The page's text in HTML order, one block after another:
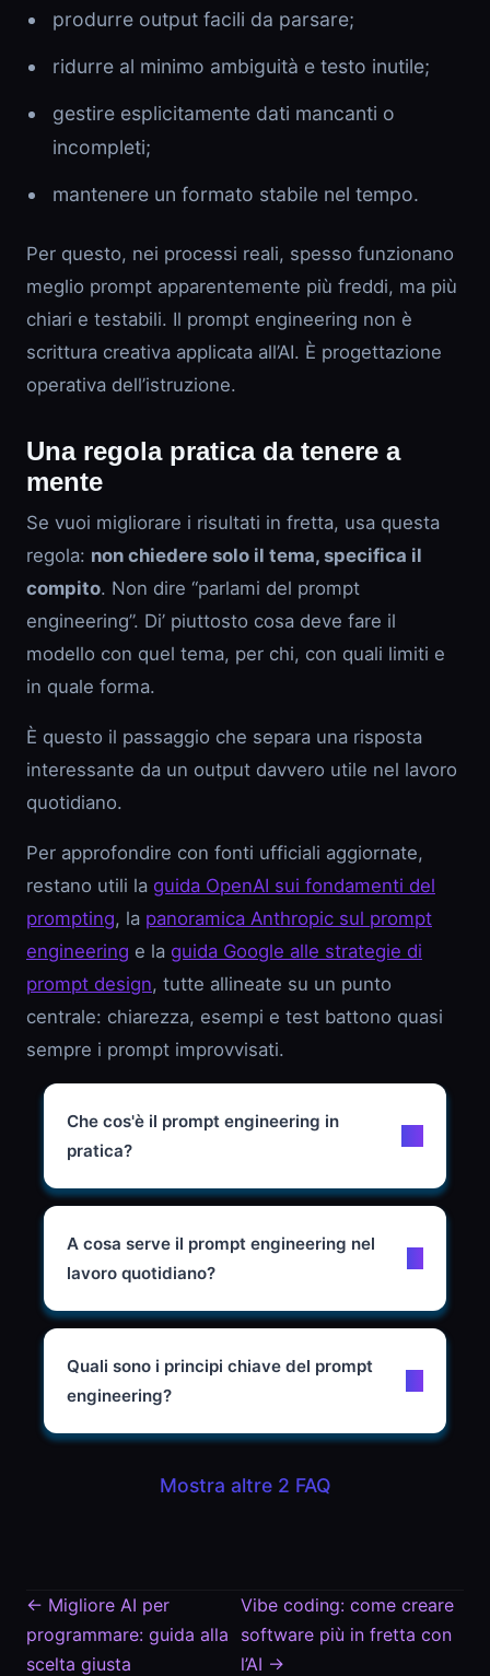
produrre output facili da parsare;
ridurre al minimo ambiguità e testo inutile;
gestire esplicitamente dati mancanti o
incompleti;
mantenere un formato stabile nel tempo.
Per questo, nei processi reali, spesso funzionano
meglio prompt apparentemente più freddi, ma più
chiari e testabili. Il prompt engineering non è
scrittura creativa applicata all’AI. È progettazione
operativa dell’istruzione.
Una regola pratica da tenere a
mente
Se vuoi migliorare i risultati in fretta, usa questa
regola: non chiedere solo il tema, specifica il
compito. Non dire “parlami del prompt
engineering”. Di’ piuttosto cosa deve fare il
modello con quel tema, per chi, con quali limiti e
in quale forma.
È questo il passaggio che separa una risposta
interessante da un output davvero utile nel lavoro
quotidiano.
Per approfondire con fonti ufficiali aggiornate,
restano utili la guida OpenAI sui fondamenti del
prompting, la panoramica Anthropic sul prompt
engineering e la guida Google alle strategie di
prompt design, tutte allineate su un punto
centrale: chiarezza, esempi e test battono quasi
sempre i prompt improvvisati.
Che cos'è il prompt engineering in
pratica?
A cosa serve il prompt engineering nel
lavoro quotidiano?
Quali sono i principi chiave del prompt
engineering?
Mostra altre 2 FAQ
← Migliore AI per
programmare: guida alla
scelta giusta
Vibe coding: come creare
software più in fretta con
l’AI →